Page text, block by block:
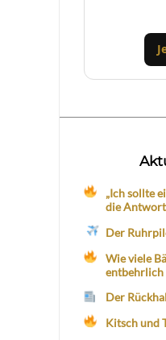
„Ich sollte
die Antwort
Der
Wie viele
entbehrlich
Der
Kitsch und